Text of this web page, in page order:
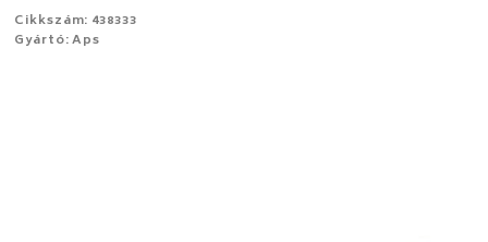
Cikkszám: 438333
Gyártó: Aps